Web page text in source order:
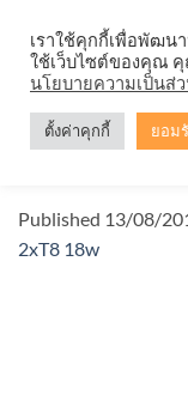
content
Published 13/08/
2xT8 18w
เราใช้คุกกี้เพื่อพัฒน
ใช้เว็บไซต์ของคุณ
นโยบายความเป็นส่
ตั้งค่าคุกกี้ ยอม